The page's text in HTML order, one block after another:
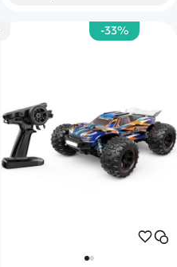
-33%